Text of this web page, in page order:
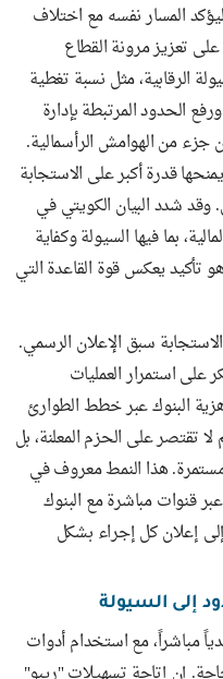
التدخل في 26 مارس ليؤكد المسار نفسه مع اختلاف
تعزيز مرونة القطاع
الرقابية، مثل نسبة تغطية
الحدود المرتبطة بإدارة
جزء من الهوامش الرأسمالية.
قدرة أكبر على الاستجابة
وقد شدد البيان الكويتي في
بما فيها السيولة وكفاية
تأكيد يعكس قوة القاعدة التي
سبق الإعلان الرسمي.
على استمرار العمليات
البنوك عبر خطط الطوارئ
تقتصر على الحزم المعلنة، بل
هذا النمط معروف في
قنوات مباشرة مع البنوك
إعلان كل إجراء بشكل
إلى السيولة
طابعاً نقدياً مباشراً، مع استخدام أدوات